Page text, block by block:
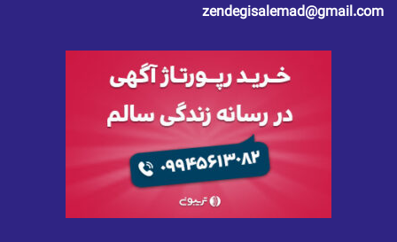
zendegisalemad@gmail.com